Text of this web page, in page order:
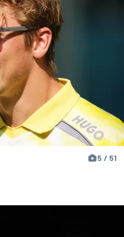
5 / 51